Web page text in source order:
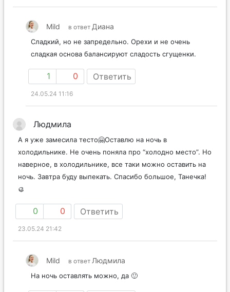
Mild в ответ Диана
Сладкий, но не запредельно. Орехи и не очень
сладкая основа балансируют сладость сгущенки.
1 0 Ответить
24.05.24 11:16
Людмила
А я уже замесила тесто🤗Оставлю на ночь в
холодильнике. Не очень поняла про “холодно место”. Но
наверное, в холодильнике, все таки можно оставить на
ночь. Завтра буду выпекать. Спасибо большое, Танечка!
🥮
0 0 Ответить
23.05.24 21:42
Mild в ответ Людмила
На ночь оставлять можно, да 🙂